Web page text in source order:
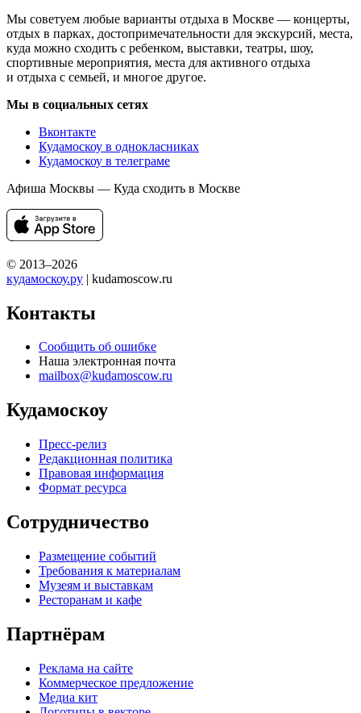
Мы советуем любые варианты отдыха в Москве — концерты,
отдых в парках, достопримечательности для экскурсий, места,
куда можно сходить с ребенком, выставки, театры, шоу,
спортивные мероприятия, места для активного отдыха
и отдыха с семьей, и многое другое.
Мы в социальных сетях
Вконтакте
Кудамоскоу в однокласниках
Кудамоскоу в телеграме
Афиша Москвы — Куда сходить в Москве
© 2013–2026
кудамоскоу.ру | kudamoscow.ru
Контакты
Сообщить об ошибке
Наша электронная почта
mailbox@kudamoscow.ru
Кудамоскоу
Пресс-релиз
Редакционная политика
Правовая информация
Формат ресурса
Сотрудничество
Размещение событий
Требования к материалам
Музеям и выставкам
Ресторанам и кафе
Партнёрам
Реклама на сайте
Коммерческое предложение
Медиа кит